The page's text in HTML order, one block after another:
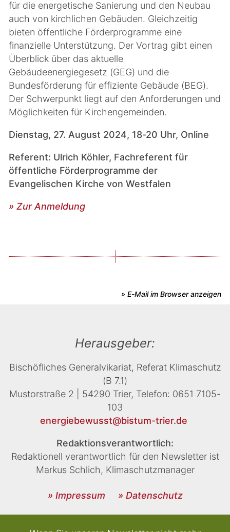
für die energetische Sanierung und den Neubau
auch von kirchlichen Gebäuden. Gleichzeitig
bieten öffentliche Förderprogramme eine
finanzielle Unterstützung. Der Vortrag gibt einen
Überblick über das aktuelle
Gebäudeenergiegesetz (GEG) und die
Bundesförderung für effiziente Gebäude (BEG).
Der Schwerpunkt liegt auf den Anforderungen und
Möglichkeiten für Kirchengemeinden.
Dienstag, 27. August 2024, 18-20 Uhr, Online
Referent: Ulrich Köhler, Fachreferent für
öffentliche Förderprogramme der
Evangelischen Kirche von Westfalen
» Zur Anmeldung
» E-Mail im Browser anzeigen
Herausgeber:
Bischöfliches Generalvikariat, Referat Klimaschutz
(B 7.1)
Mustorstraße 2 | 54290 Trier, Telefon: 0651 7105-
103
energiebewusst@bistum-trier.de
Redaktionsverantwortlich:
Redaktionell verantwortlich für den Newsletter ist
Markus Schlich, Klimaschutzmanager
» Impressum » Datenschutz